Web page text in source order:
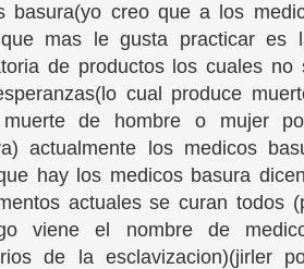
basura(yo creo que a los
mas le gusta practicar es
de productos los cuales no
cual produce
muerte de hombre o mujer
actualmente los medicos
hay los medicos basura
actuales se curan todos
viene el nombre de
de la esclavizacion)(jirler